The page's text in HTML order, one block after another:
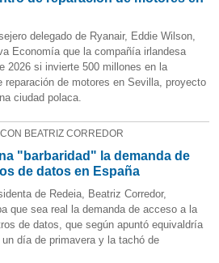
delegado de Ryanair, Eddie Wilson,
Economía que la compañía irlandesa
2026 si invierte 500 millones en la
reparación de motores en Sevilla, proyecto
ciudad polaca.
BEATRIZ CORREDOR
"barbaridad" la demanda de
de datos en España
de Redeia, Beatriz Corredor,
que sea real la demanda de acceso a la
de datos, que según apuntó equivaldría
día de primavera y la tachó de